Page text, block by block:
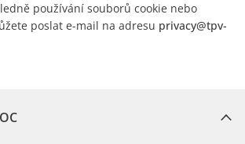
používání souborů cookie nebo
poslat e-mail na adresu privacy@tpv-